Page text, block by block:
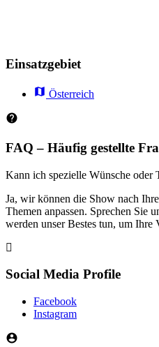
Einsatzgebiet
Österreich
FAQ – Häufig gestellte
Kann ich spezielle Wünsche oder
Ja, wir können die Show nach
Themen anpassen. Sprechen Sie
werden unser Bestes tun, um
Social Media Profile
Facebook
Instagram